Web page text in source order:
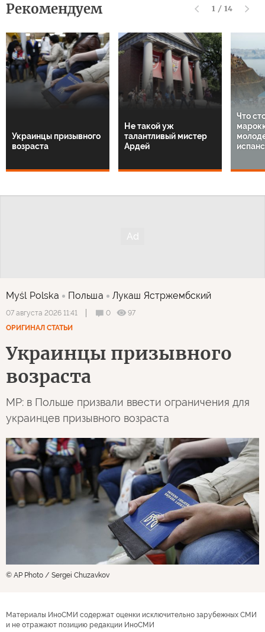
Рекомендуем 1 / 14
Украинцы призывного
возраста
Не такой уж
талантливый мистер
Ардей
Что
Myśl Polska Польша Лукаш Ястржембский
07 августа 2026 11:41 0
97
ОРИГИНАЛ СТАТЬИ
Украинцы призывного
возраста
MP: в Польше призвали ввести ограничения для
украинцев призывного возраста
© AP Photo / Sergei Chuzavkov
Материалы ИноСМИ содержат оценки исключительно зарубежных СМИ
и не отражают позицию редакции ИноСМИ